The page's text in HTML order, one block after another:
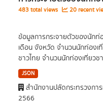
483 total views 20 recent
ข้อมูลการกระจายตัวของนักท่
เดือน จังหวัด จำนวนนักท่องเ
ชาวไทย จำนวนนักท่องเที่ยวช
JSON
สำนักงานปลัดกระทรวงกา
2566